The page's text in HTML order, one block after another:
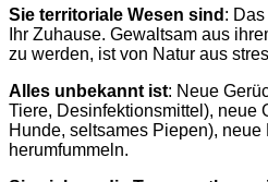
Sie territoriale Wesen sind :
Ihr Zuhause. Gewaltsam aus
zu werden, ist von Natur aus
Alles unbekannt ist: Neue
Tiere, Desinfektionsmittel), neue
Hunde, seltsames Piepen), neue
herumfummeln.